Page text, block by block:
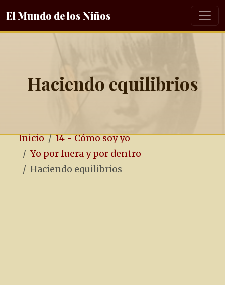
El Mundo de los Niños
Haciendo equilibrios
Inicio
14 - Cómo soy yo
Yo por fuera y por dentro
Haciendo equilibrios